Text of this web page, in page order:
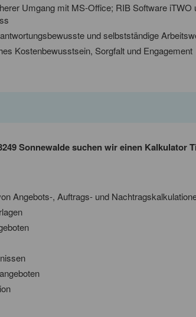
Umgang mit MS-Office; RIB Software iTWO
und selbstständige
Kostenbewusstsein, Sorgfalt und Engagement
Sonnewalde suchen wir einen Kalkulator
Angebots-, Auftrags- und